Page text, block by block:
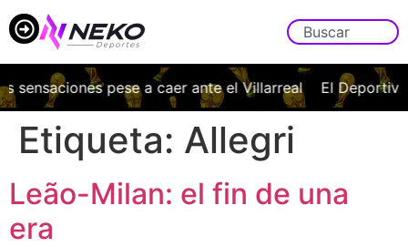
pese a caer ante el Villarreal El Deportivo
Etiqueta: Allegri
Leão-Milan: el fin de una
era